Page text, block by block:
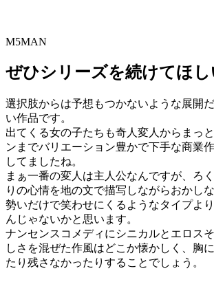
M5MAN
ぜひシリーズを続けてほし
選択肢からは予想もつかないような展開
い作品です。
出てくる女の子たちも奇人変人からまっ
ンまでバリエーション豊かで下手な商業
してましたね。
まぁ一番の変人は主人公なんですが、ろ
りの心情を地の文で描写しながらおかし
勢いだけで笑わせにくるようなタイプよ
んじゃないかと思います。
ナンセンスコメディにシニカルとエロス
しさを混ぜた作風はどこか懐かしく、胸
たり残さなかったりすることでしょう。